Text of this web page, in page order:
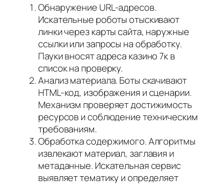
Обнаружение URL-адресов.
Искательные роботы отыскивают
линки через карты сайта, наружные
ссылки или запросы на обработку.
Пауки вносят адреса казино 7к в
список на проверку.
Анализ материала. Боты скачивают
HTML-код, изображения и сценарии.
Механизм проверяет достижимость
ресурсов и соблюдение техническим
требованиям.
Обработка содержимого. Алгоритмы
извлекают материал, заглавия и
метаданные. Искательная сервис
выявляет тематику и определяет